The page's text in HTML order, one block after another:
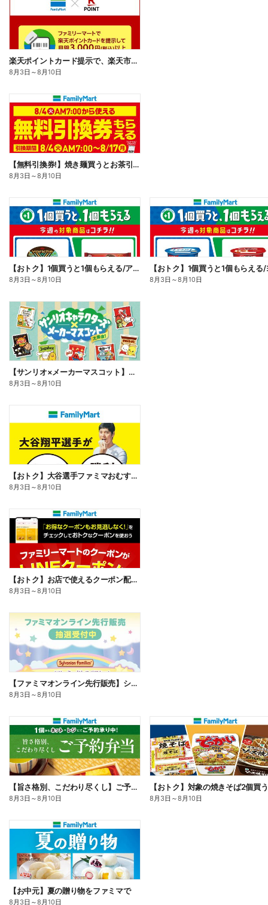
楽天ポイントカード提示で、楽天市場でのお買い物がおトクに!
8月3日 ～8月10日
【無料引換券!】焼き麺買うとお茶引換券貰える!
8月3日 ～8月10日
【おトク】1個買うと1個もらえる/アイス
8月3日 ～8月10日 8月3日 ～8月10日
【サンリオ×メーカーマスコット】オリジナルグッズ貰える!
8月3日 ～8月10日
【おトク】大谷選手ファミマおむすび割
8月3日 ～8月10日
【おトク】お店で使えるクーポン配信中
8月3日 ～8月10日
【ファミマオンライン先行販売】シルバニアファミリー
8月3日 ～8月10日
【旨さ格別、こだわり尽くし】ご予約弁当
8月3日 ～8月10日 8月3日 ～8月10日
【お中元】夏の贈り物をファミマで
8月3日 ～8月10日